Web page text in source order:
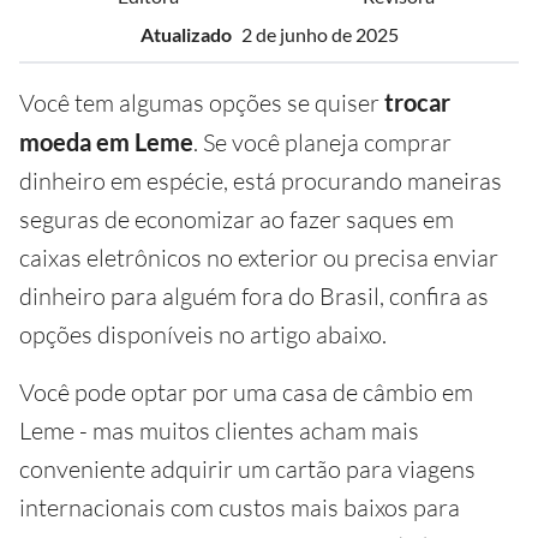
Atualizado 2 de junho de 2025
Você tem algumas opções se quisertrocar
moeda em Leme. Se você planeja comprar
dinheiro em espécie, está procurando maneiras
seguras de economizar ao fazer saques em
caixas eletrônicos no exterior ou precisa enviar
dinheiro para alguém fora do Brasil, confira as
opções disponíveis no artigo abaixo.
Você pode optar por uma casa de câmbio em
Leme - mas muitos clientes acham mais
conveniente adquirir um cartão para viagens
internacionais com custos mais baixos para